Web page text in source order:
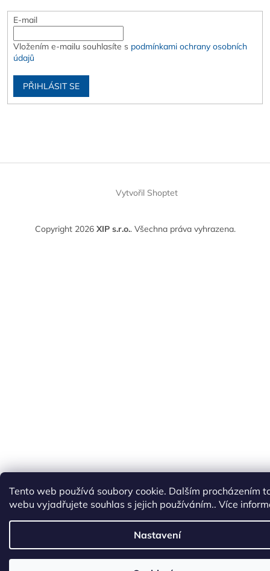
Tento web používá soubory cookie. Dalším procházením
webu vyjadřujete souhlas s jejich používáním.. Více
Nastavení
E-mail
Vložením e-mailu souhlasíte s podmínkami ochrany osobních
údajů
PŘIHLÁSIT SE
Vytvořil Shoptet
Copyright 2026 XIP s.r.o.. Všechna práva vyhrazena.